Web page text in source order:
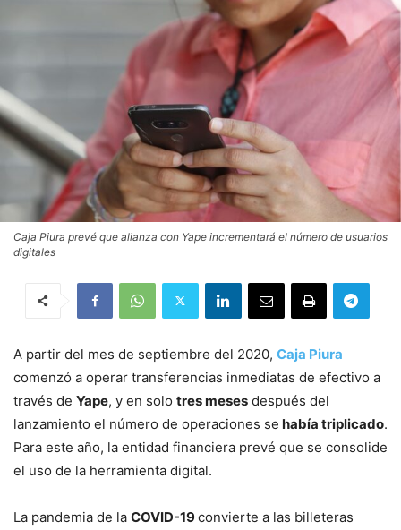
Caja Piura prevé que alianza con Yape incrementará el número de usuarios
digitales
A partir del mes de septiembre del 2020, Caja Piura
comenzó a operar transferencias inmediatas de efectivo a
través de Yape, y en solo tres meses después del
lanzamiento el número de operaciones se había triplicado.
Para este año, la entidad financiera prevé que se consolide
el uso de la herramienta digital.
La pandemia de la COVID-19convierte a las billeteras